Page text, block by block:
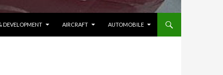
DEVELOPMENT AIRCRAFT AUTOMOBILE